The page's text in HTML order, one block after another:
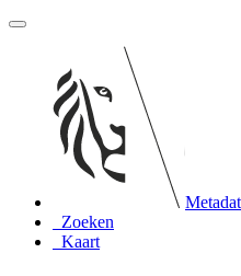
Zoeken
Kaart